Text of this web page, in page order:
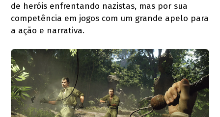
de heróis enfrentando nazistas, mas por sua
competência em jogos com um grande apelo para
a ação e narrativa.